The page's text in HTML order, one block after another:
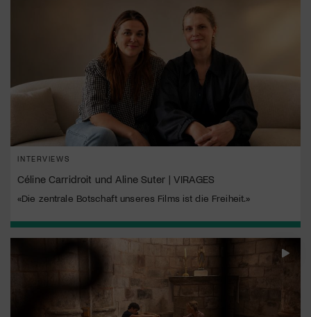
INTERVIEWS
Céline Carridroit und Aline Suter | VIRAGES
«Die zentrale Botschaft unseres Films ist die Freiheit.»